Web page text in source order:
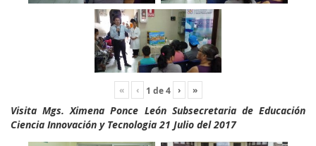
« ‹ 1 de4 › »
Visita Mgs. Ximena Ponce León Subsecretaria de Educación
Ciencia Innovación y Tecnologia 21 Julio del 2017